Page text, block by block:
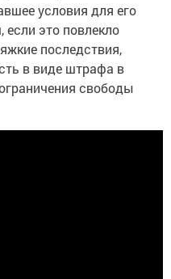
условия для его
это повлекло
последствия,
в виде штрафа в
свободы